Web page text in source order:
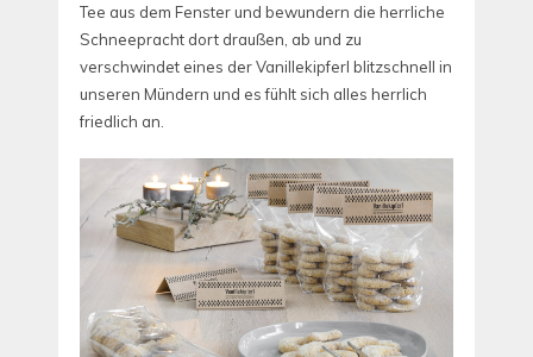
Tee aus dem Fenster und bewundern die herrliche
Schneepracht dort draußen, ab und zu
verschwindet eines der Vanillekipferl blitzschnell in
unseren Mündern und es fühlt sich alles herrlich
friedlich an.